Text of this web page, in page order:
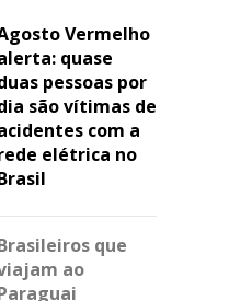
Vermelho
quase
pessoas por
são vítimas de
com a
elétrica no
que
ao